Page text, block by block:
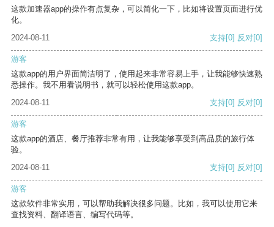
这款加速器app的操作有点复杂，可以简化一下，比如将设置页面进行优
化。
2024-08-11
支持[0] 反对[0]
游客
这款app的用户界面简洁明了，使用起来非常容易上手，让我能够快速熟
悉操作。我不用看说明书，就可以轻松使用这款app。
2024-08-11
支持[0] 反对[0]
游客
这款app的酒店、餐厅推荐非常有用，让我能够享受到高品质的旅行体
验。
2024-08-11
支持[0] 反对[0]
游客
这款软件非常实用，可以帮助我解决很多问题。比如，我可以使用它来
查找资料、翻译语言、编写代码等。